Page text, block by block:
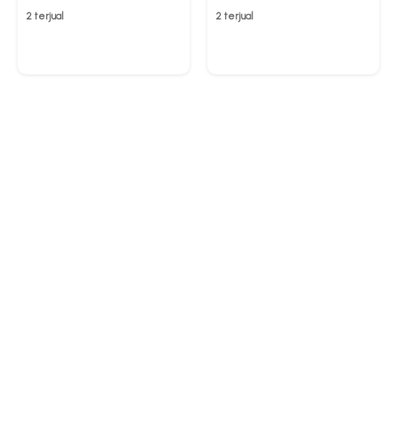
2 terjual 2 terjual